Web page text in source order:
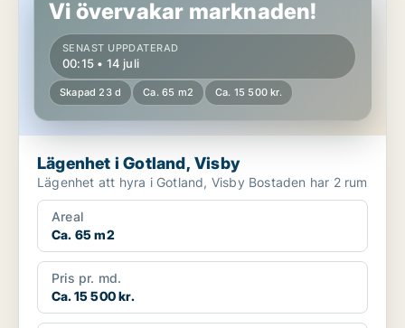
Vi övervakar marknaden!
SENAST UPPDATERAD
00:15 • 14 juli
Skapad 23 d Ca. 65 m2 Ca. 15 500 kr.
Lägenhet i Gotland, Visby
Lägenhet att hyra i Gotland, Visby Bostaden har 2 rum
Areal
Ca. 65 m2
Pris pr. md.
Ca. 15 500 kr.